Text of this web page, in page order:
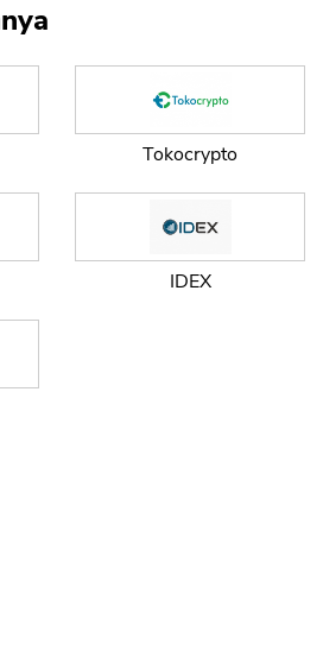
Tokocrypto
IDEX